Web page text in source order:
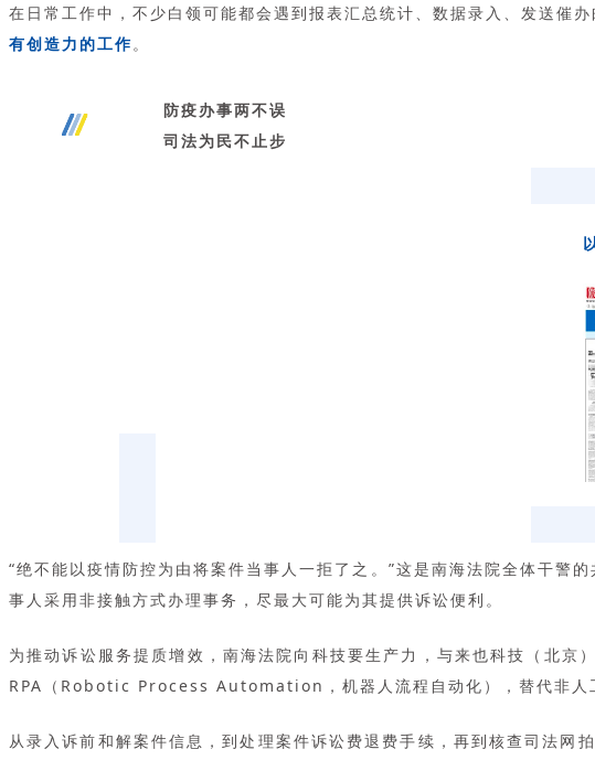
在日常工作中，不少白领可能都会遇到报表汇总统计、数据录入、发送催办
有创造力的工作。
防疫办事两不误
司法为民不止步
“绝不能以疫情防控为由将案件当事人一拒了之。”这是南海法院全体干警
事人采用非接触方式办理事务，尽最大可能为其提供诉讼便利。
为推动诉讼服务提质增效，南海法院向科技要生产力，与来也科技（北京
RPA（Robotic Process Automation，机器人流程自动化），替代非人
从录入诉前和解案件信息，到处理案件诉讼费退费手续，再到核查司法